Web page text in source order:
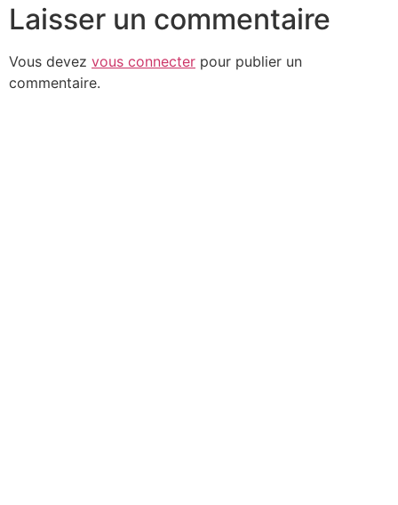
Laisser un commentaire
Vous devez vous connecter pour publier un
commentaire.